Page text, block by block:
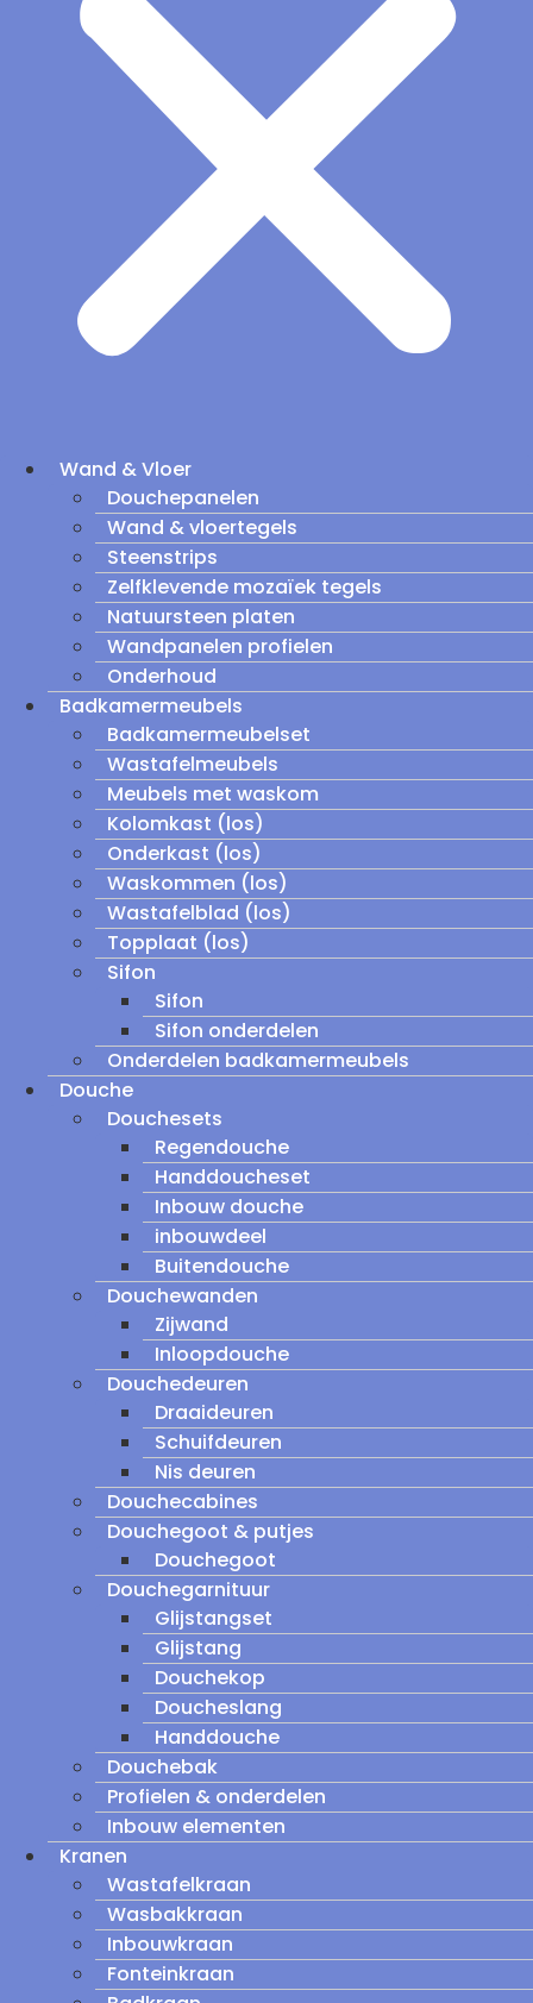
Wand & Vloer
Douchepanelen
Wand & vloertegels
Steenstrips
Zelfklevende mozaïek tegels
Natuursteen platen
Wandpanelen profielen
Onderhoud
Badkamermeubels
Badkamermeubelset
Wastafelmeubels
Meubels met waskom
Kolomkast (los)
Onderkast (los)
Waskommen (los)
Wastafelblad (los)
Topplaat (los)
Sifon
Sifon
Sifon onderdelen
Onderdelen badkamermeubels
Douche
Douchesets
Regendouche
Handdoucheset
Inbouw douche
inbouwdeel
Buitendouche
Douchewanden
Zijwand
Inloopdouche
Douchedeuren
Draaideuren
Schuifdeuren
Nis deuren
Douchecabines
Douchegoot & putjes
Douchegoot
Douchegarnituur
Glijstangset
Glijstang
Douchekop
Doucheslang
Handdouche
Douchebak
Profielen & onderdelen
Inbouw elementen
Kranen
Wastafelkraan
Wasbakkraan
Inbouwkraan
Fonteinkraan